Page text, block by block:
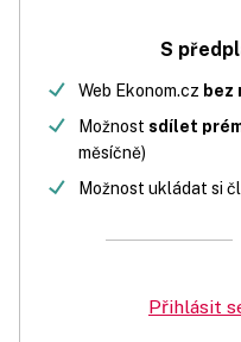
S
Web Ekonom.cz bez
Možnost sdílet
měsíčně)
Možnost ukládat si
Přihlásit